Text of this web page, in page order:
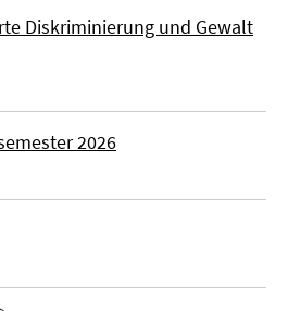
Diskriminierung und Gewalt
2026